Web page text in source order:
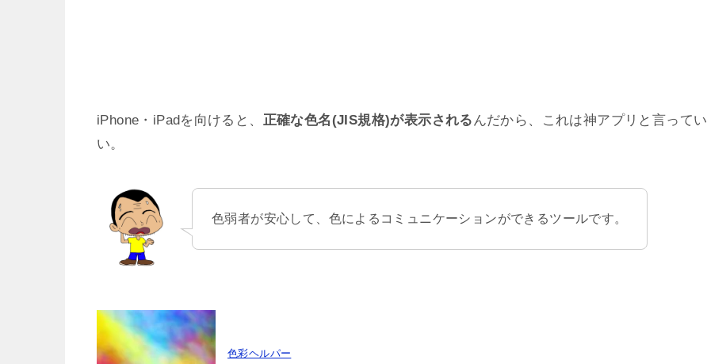
iPhone・iPadを向けると、 正確な色名(JIS規格)が表示されるんだから、これは神アプリと言ってい
い。
色弱者が安心して、色によるコミュニケーションができるツールです。
色彩ヘルパー